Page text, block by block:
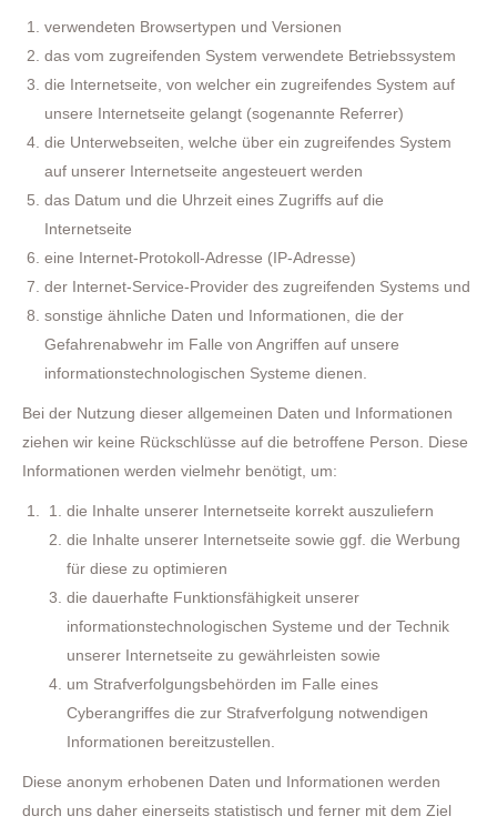
verwendeten Browsertypen und Versionen
das vom zugreifenden System verwendete Betriebssystem
die Internetseite, von welcher ein zugreifendes System auf
unsere Internetseite gelangt (sogenannte Referrer)
die Unterwebseiten, welche über ein zugreifendes System
auf unserer Internetseite angesteuert werden
das Datum und die Uhrzeit eines Zugriffs auf die
Internetseite
eine Internet-Protokoll-Adresse (IP-Adresse)
der Internet-Service-Provider des zugreifenden Systems und
sonstige ähnliche Daten und Informationen, die der
Gefahrenabwehr im Falle von Angriffen auf unsere
informationstechnologischen Systeme dienen.
Bei der Nutzung dieser allgemeinen Daten und Informationen
ziehen wir keine Rückschlüsse auf die betroffene Person. Diese
Informationen werden vielmehr benötigt, um:
die Inhalte unserer Internetseite korrekt auszuliefern
die Inhalte unserer Internetseite sowie ggf. die Werbung
für diese zu optimieren
die dauerhafte Funktionsfähigkeit unserer
informationstechnologischen Systeme und der Technik
unserer Internetseite zu gewährleisten sowie
um Strafverfolgungsbehörden im Falle eines
Cyberangriffes die zur Strafverfolgung notwendigen
Informationen bereitzustellen.
Diese anonym erhobenen Daten und Informationen werden
durch uns daher einerseits statistisch und ferner mit dem Ziel